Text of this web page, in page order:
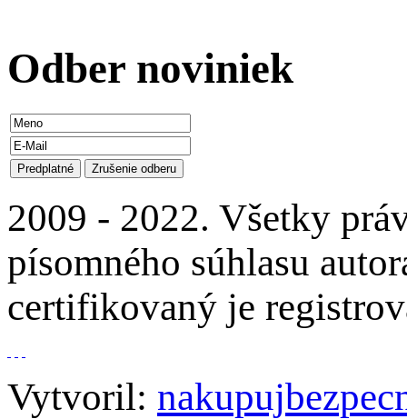
Odber noviniek
2009 - 2022. Všetky
písomného súhlasu
certifikovaný je
Vytvoril: